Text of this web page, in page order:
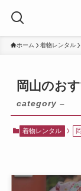
ホーム 着物レンタル
岡山のお
category –
着物レンタル